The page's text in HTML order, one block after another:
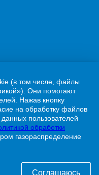
(в том числе, файлы
Они помогают
Нажав кнопку
на обработку файлов
пользователей
обработки
газораспределение
Соглашаюсь